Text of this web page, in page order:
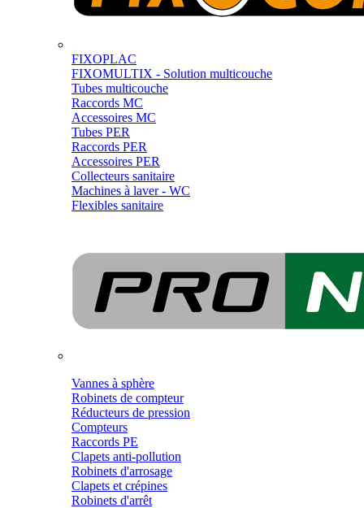
FIXOPLAC
FIXOMULTIX - Solution multicouche
Tubes multicouche
Raccords MC
Accessoires MC
Tubes PER
Raccords PER
Accessoires PER
Collecteurs sanitaire
Machines à laver - WC
Flexibles sanitaire
Vannes à sphère
Robinets de compteur
Réducteurs de pression
Compteurs
Raccords PE
Clapets anti-pollution
Robinets d'arrosage
Clapets et crépines
Robinets d'arrêt